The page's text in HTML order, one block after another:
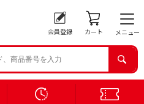
会員登録 カート メニュー